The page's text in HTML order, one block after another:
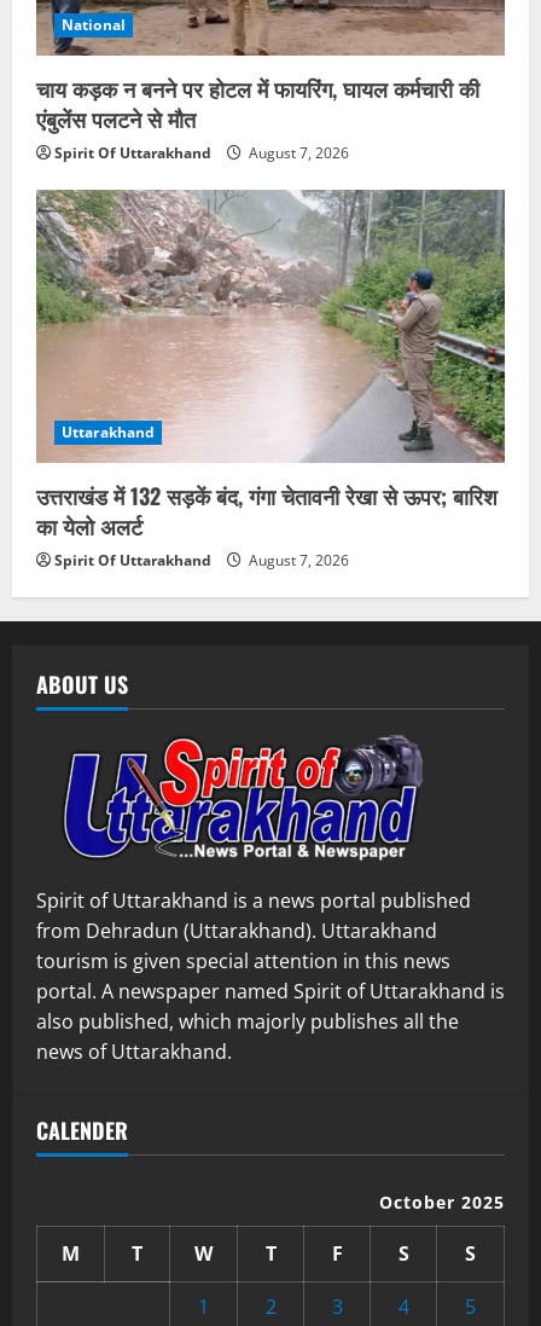
National
चाय कड़क न बनने पर होटल में फायरिंग, घायल कर्मचारी की
एंबुलेंस पलटने से मौत
Spirit Of Uttarakhand August 7, 2026
Uttarakhand
उत्तराखंड में 132 सड़कें बंद, गंगा चेतावनी रेखा से ऊपर; बारिश
का येलो अलर्ट
Spirit Of Uttarakhand August 7, 2026
ABOUT US
Spirit of Uttarakhand is a news portal published
from Dehradun (Uttarakhand). Uttarakhand
tourism is given special attention in this news
portal. A newspaper named Spirit of Uttarakhand is
also published, which majorly publishes all the
news of Uttarakhand.
CALENDER
October 2025
M T W T F S
S
1
2 3 4
5